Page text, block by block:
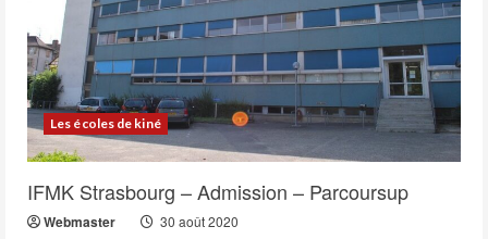
Les écoles de kiné
IFMK Strasbourg – Admission – Parcoursup
Webmaster 30 août 2020